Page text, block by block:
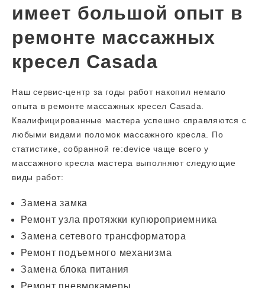
имеет большой опыт в
ремонте массажных
кресел Casada
Наш сервис-центр за годы работ накопил немало
опыта в ремонте массажных кресел Casada.
Квалифицированные мастера успешно справляются с
любыми видами поломок массажного кресла. По
статистике, собранной re:device чаще всего у
массажного кресла мастера выполняют следующие
виды работ:
Замена замка
Ремонт узла протяжки купюроприемника
Замена сетевого трансформатора
Ремонт подъемного механизма
Замена блока питания
Ремонт пневмокамеры